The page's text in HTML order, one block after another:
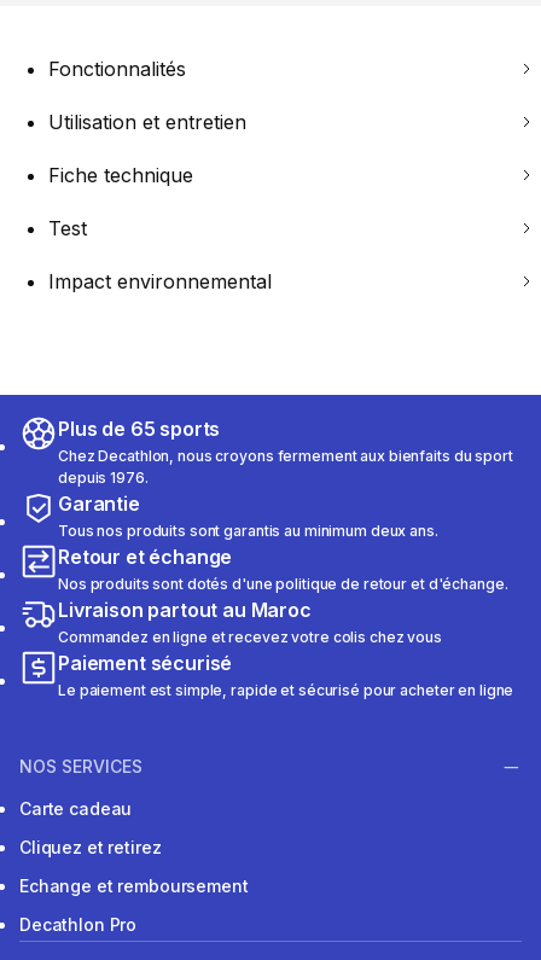
Fonctionnalités
Utilisation et entretien
Fiche technique
Test
Impact environnemental
Plus de 65 sports
Chez Decathlon, nous croyons fermement aux bienfaits du sport
depuis 1976.
Garantie
Tous nos produits sont garantis au minimum deux ans.
Retour et échange
Nos produits sont dotés d'une politique de retour et d'échange.
Livraison partout au Maroc
Commandez en ligne et recevez votre colis chez vous
Paiement sécurisé
Le paiement est simple, rapide et sécurisé pour acheter en ligne
NOS SERVICES
Carte cadeau
Cliquez et retirez
Echange et remboursement
Decathlon Pro